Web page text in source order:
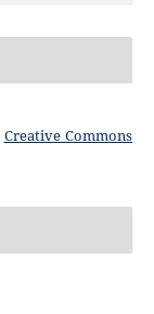
Creative Commons